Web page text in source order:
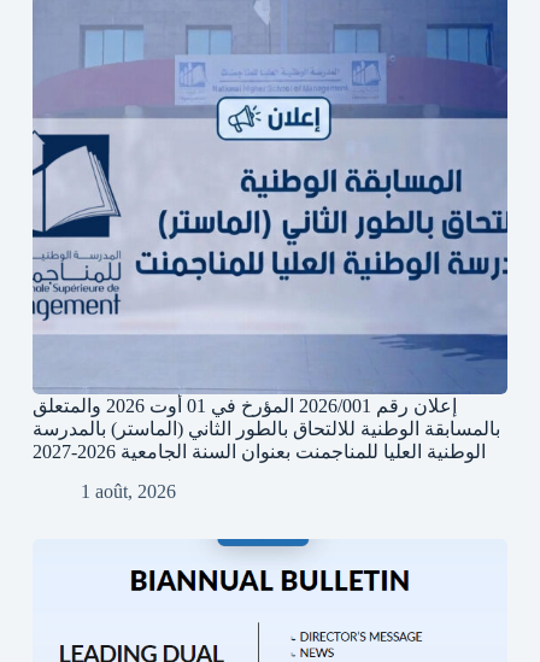
إعلان رقم 2026/001 المؤرخ في 01 أوت 2026 والمتعلق
بالمسابقة الوطنية للالتحاق بالطور الثاني (الماستر) بالمدرسة
الوطنية العليا للمناجمنت بعنوان السنة الجامعية 2026-2027
1 août, 2026